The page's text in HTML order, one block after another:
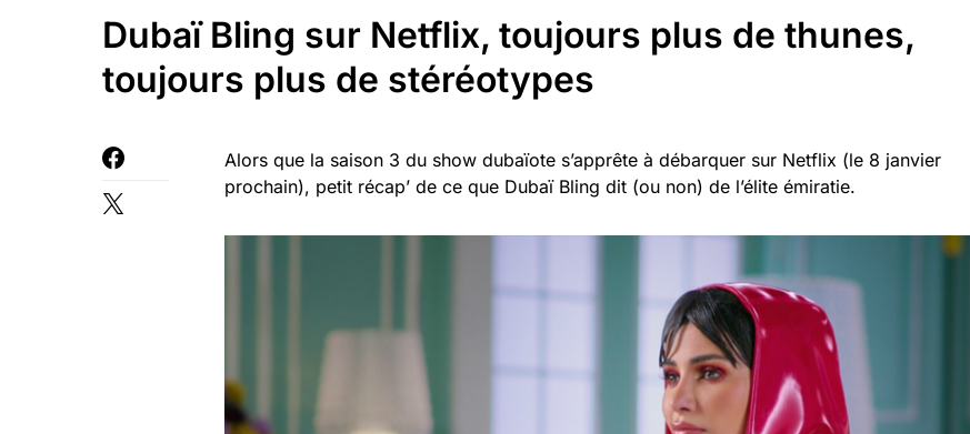
Dubaï Bling sur Netflix, toujours plus de thunes,
toujours plus de stéréotypes
Alors que la saison 3 du show dubaïote s’apprête à débarquer sur Netflix (le 8 janvier
prochain), petit récap’ de ce que Dubaï Bling dit (ou non) de l’élite émiratie.